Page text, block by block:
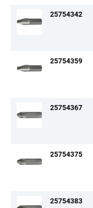
25754342
25754359
25754367
25754375
25754383